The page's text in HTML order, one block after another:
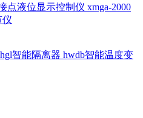
点液位显示控制仪 xmga-2000
仪
智能隔离器 hwdb智能温度变